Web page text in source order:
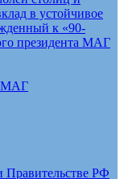
в устойчивое
к «90-
президента МАГ
МАГ
Правительстве РФ